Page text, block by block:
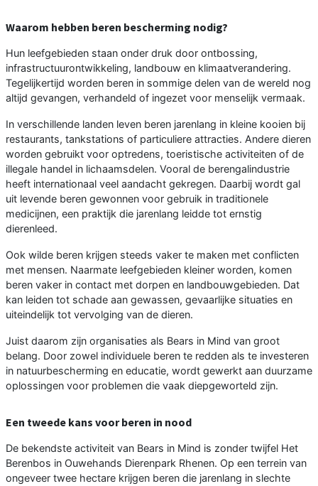
Waarom hebben beren bescherming nodig?
Hun leefgebieden staan onder druk door ontbossing,
infrastructuurontwikkeling, landbouw en klimaatverandering.
Tegelijkertijd worden beren in sommige delen van de wereld nog
altijd gevangen, verhandeld of ingezet voor menselijk vermaak.
In verschillende landen leven beren jarenlang in kleine kooien bij
restaurants, tankstations of particuliere attracties. Andere dieren
worden gebruikt voor optredens, toeristische activiteiten of de
illegale handel in lichaamsdelen. Vooral de berengalindustrie
heeft internationaal veel aandacht gekregen. Daarbij wordt gal
uit levende beren gewonnen voor gebruik in traditionele
medicijnen, een praktijk die jarenlang leidde tot ernstig
dierenleed.
Ook wilde beren krijgen steeds vaker te maken met conflicten
met mensen. Naarmate leefgebieden kleiner worden, komen
beren vaker in contact met dorpen en landbouwgebieden. Dat
kan leiden tot schade aan gewassen, gevaarlijke situaties en
uiteindelijk tot vervolging van de dieren.
Juist daarom zijn organisaties als Bears in Mind van groot
belang. Door zowel individuele beren te redden als te investeren
in natuurbescherming en educatie, wordt gewerkt aan duurzame
oplossingen voor problemen die vaak diepgeworteld zijn.
Een tweede kans voor beren in nood
De bekendste activiteit van Bears in Mind is zonder twijfel Het
Berenbos in Ouwehands Dierenpark Rhenen. Op een terrein van
ongeveer twee hectare krijgen beren die jarenlang in slechte